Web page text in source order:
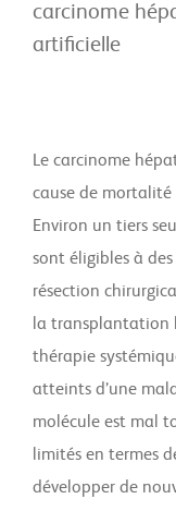
carcinome
artificielle
Le carcinome
cause de mortalité
Environ un tiers
sont éligibles à
résection
la transplantation
thérapie
atteints d’une
molécule est mal
limités en termes
développer de